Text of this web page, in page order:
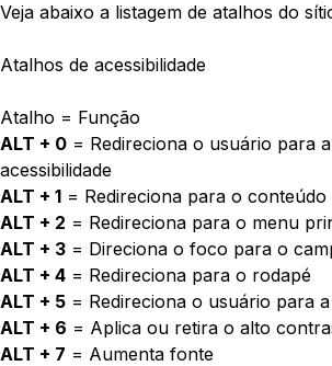
Veja abaixo a listagem de atalhos do
Atalhos de acessibilidade
Atalho = Função
ALT + 0 = Redireciona o usuário para
acessibilidade
ALT + 1 = Redireciona para o conteúdo
ALT + 2 = Redireciona para o menu
ALT + 3 = Direciona o foco para o
ALT + 4 = Redireciona para o rodapé
ALT + 5 = Redireciona o usuário para
ALT + 6 = Aplica ou retira o alto
ALT + 7 = Aumenta fonte